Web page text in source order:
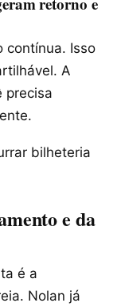
contínua. Isso
A
precisa
bilheteria
e da
é a
Nolan já